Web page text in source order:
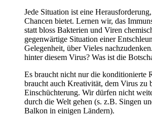
Jede Situation ist eine
Chancen bietet. Lernen wir, das
statt bloss Bakterien und Viren
gegenwärtige Situation einer
Gelegenheit, über Vieles
hinter diesem Virus? Was ist die
Es braucht nicht nur die konditionierte
braucht auch Kreativität, dem Virus zu
Einschüchterung. Wir dürfen nicht
durch die Welt gehen (s. z.B. Singen
Balkon in einigen Ländern).